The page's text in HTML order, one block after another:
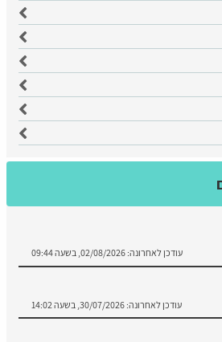
עודכן לאחרונה: 02/08/2026, בשעה 09:44
עודכן לאחרונה: 30/07/2026, בשעה 14:02